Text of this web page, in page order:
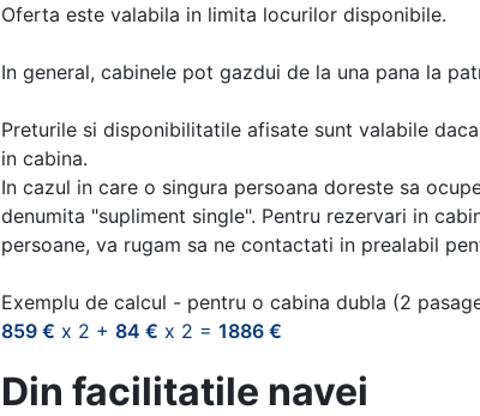
Oferta este valabila in limita locurilor disponibile.
In general, cabinele pot gazdui de la una pana la
Preturile si disponibilitatile afisate sunt valabile
in cabina.
In cazul in care o singura persoana doreste sa
denumita "supliment single". Pentru rezervari in
persoane, va rugam sa ne contactati in prealabil
Exemplu de calcul - pentru o cabina dubla (2
859 € x 2 + 84 € x 2 = 1886 €
Din facilitatile navei